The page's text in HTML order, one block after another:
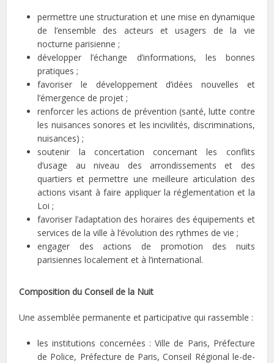
permettre une structuration et une mise en dynamique
de l’ensemble des acteurs et usagers de la vie
nocturne parisienne ;
développer l’échange d’informations, les bonnes
pratiques ;
favoriser le développement d’idées nouvelles et
l’émergence de projet ;
renforcer les actions de prévention (santé, lutte contre
les nuisances sonores et les incivilités, discriminations,
nuisances) ;
soutenir la concertation concernant les conflits
d’usage au niveau des arrondissements et des
quartiers et permettre une meilleure articulation des
actions visant à faire appliquer la réglementation et la
Loi ;
favoriser l’adaptation des horaires des équipements et
services de la ville à l’évolution des rythmes de vie ;
engager des actions de promotion des nuits
parisiennes localement et à l’international.
Composition du Conseil de la Nuit
Une assemblée permanente et participative qui rassemble :
les institutions concernées : Ville de Paris, Préfecture
de Police, Préfecture de Paris, Conseil Régional le-de-